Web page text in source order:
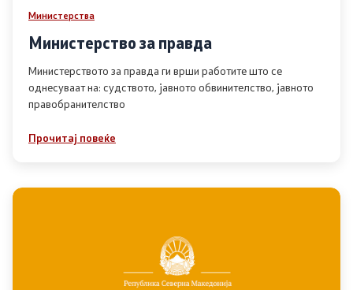
Со еден клик до сите услуги
Министерства
Министерство за правда
Министерството за правда ги врши работите што се
однесуваат на: судството, јавното обвинителство, јавното
правобранителство
Прочитај повеќе